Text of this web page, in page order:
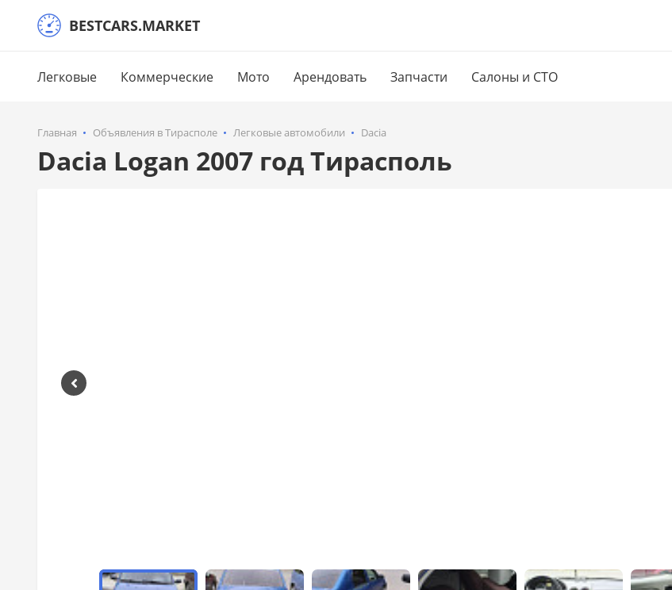
BESTCARS.MARKET
Легковые Коммерческие Мото Арендовать Запчасти Салоны и СТО
Главная Объявления в Тирасполе Легковые автомобили Dacia
Dacia Logan 2007 год Тирасполь